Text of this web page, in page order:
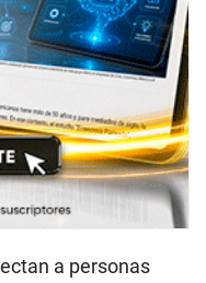
a personas